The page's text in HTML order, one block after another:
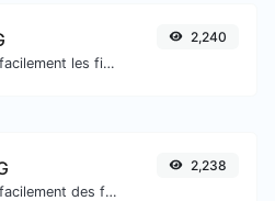
Convertissez facilement les fichiers image ICO en PNG.
2,240
Convertissez facilement des fichiers image BMP en JPG.
2,238